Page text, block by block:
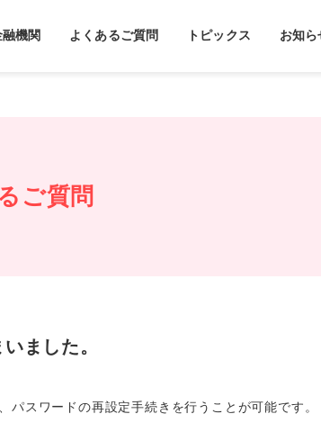
機関 よくあるご質問 トピックス お知ら
ご質問
ました。
スワードの再設定手続きを行うことが可能です。